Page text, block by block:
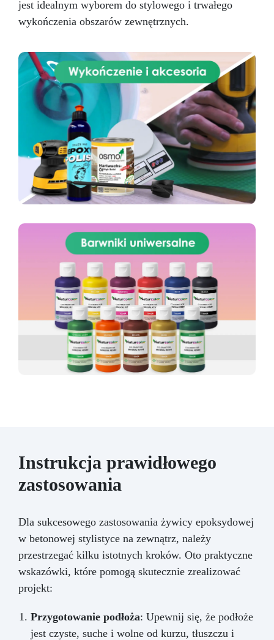
jest idealnym wyborem do stylowego i trwałego
wykończenia obszarów zewnętrznych.
Instrukcja prawidłowego
zastosowania
Dla sukcesowego zastosowania żywicy epoksydowej
w betonowej stylistyce na zewnątrz, należy
przestrzegać kilku istotnych kroków. Oto praktyczne
wskazówki, które pomogą skutecznie zrealizować
projekt:
Przygotowanie podłoża: Upewnij się, że podłoże
jest czyste, suche i wolne od kurzu, tłuszczu i